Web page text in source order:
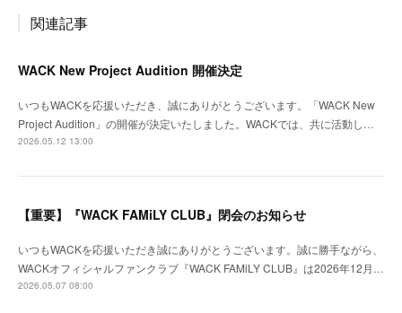
関連記事
WACK New Project Audition 開催決定
いつもWACKを応援いただき、誠にありがとうございます。「WACK New
Project Audition」の開催が決定いたしました。WACKでは、共に活動し…
2026.05.12 13:00
【重要】『WACK FAMiLY CLUB』閉会のお知らせ
いつもWACKを応援いただき誠にありがとうございます。誠に勝手ながら、
WACKオフィシャルファンクラブ『WACK FAMiLY CLUB』は2026年12月…
2026.05.07 08:00